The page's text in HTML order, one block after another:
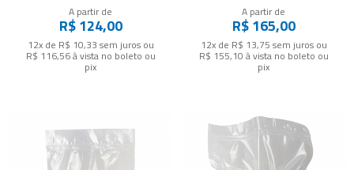
A partir de
R$ 124,00
12x de R$ 10,33 sem jurosou
R$ 116,56à vista no boleto ou
pix
A partir de
R$ 165,00
12x de R$ 13,75 sem jurosou
R$ 155,10 à vista no boleto ou
pix